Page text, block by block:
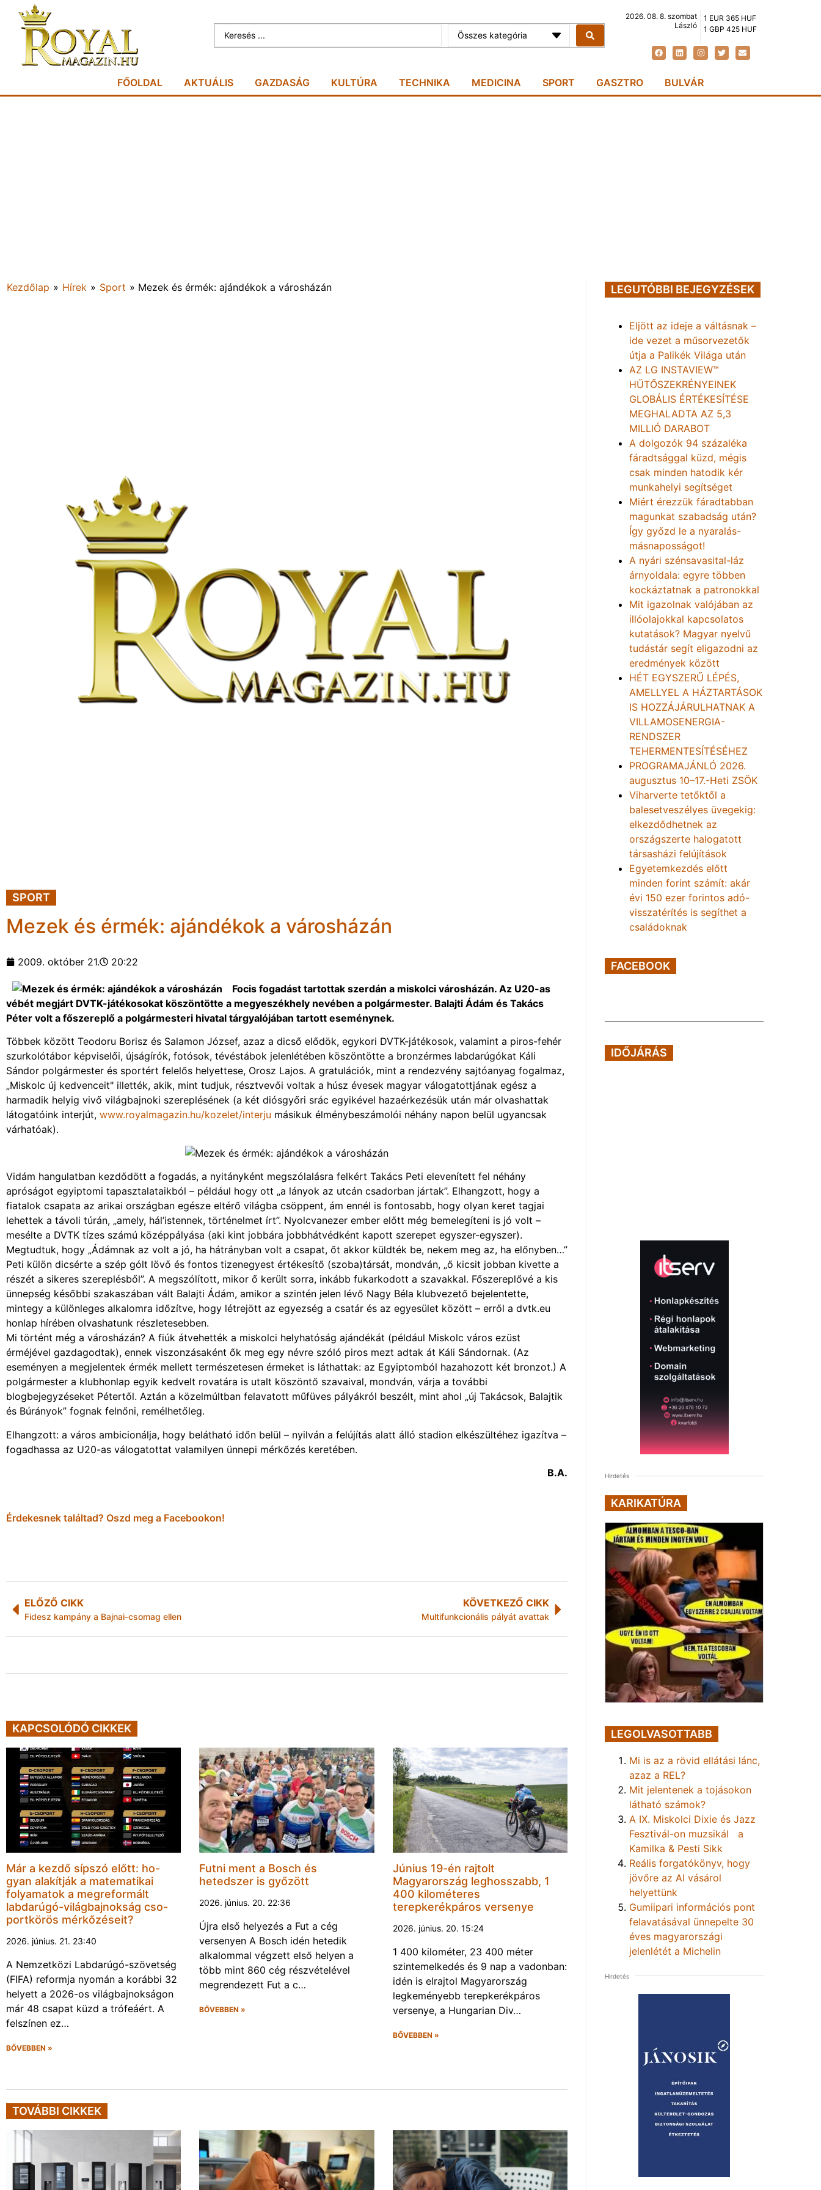
Összes kategória
2026. 08. 8. szombat
László
1 EUR 365 HUF
1 GBP 425 HUF
FŐOLDAL AKTUÁLIS GAZDASÁG KULTÚRA TECHNIKA MEDICINA SPORT GASZTRO BULVÁR
Kezdőlap » Hírek » Sport » Mezek és érmék: ajándékok a városházán
SPORT
Mezek és érmék: ajándékok a városházán
2009. október 21. 20:22
Focis fogadást tartottak szerdán a miskolci városházán. Az U20-as
vébét megjárt DVTK-játékosokat köszöntötte a megyeszékhely nevében a polgármester. Balajti Ádám és Takács
Péter volt a főszereplő a polgármesteri hivatal tárgyalójában tartott eseménynek.
Többek között Teodoru Borisz és Salamon József, azaz a dicső elődök, egykori DVTK-játékosok, valamint a piros-fehér
szurkolótábor képviselői, újságírók, fotósok, tévéstábok jelenlétében köszöntötte a bronzérmes labdarúgókat Káli
Sándor polgármester és sportért felelős helyettese, Orosz Lajos. A gratulációk, mint a rendezvény sajtóanyag fogalmaz,
„Miskolc új kedvenceit" illették, akik, mint tudjuk, résztvevői voltak a húsz évesek magyar válogatottjának egész a
harmadik helyig vivő világbajnoki szereplésének (a két diósgyőri srác egyikével hazaérkezésük után már olvashattak
látogatóink interjút, www.royalmagazin.hu/kozelet/interju másikuk élménybeszámolói néhány napon belül ugyancsak
várhatóak).
Vidám hangulatban kezdődött a fogadás, a nyitányként megszólalásra felkért Takács Peti elevenített fel néhány
apróságot egyiptomi tapasztalataikból – például hogy ott „a lányok az utcán csadorban jártak”. Elhangzott, hogy a
fiatalok csapata az arikai országban egésze eltérő világba csöppent, ám ennél is fontosabb, hogy olyan keret tagjai
lehettek a távoli túrán, „amely, hál’istennek, történelmet írt”. Nyolcvanezer ember előtt még bemelegíteni is jó volt –
mesélte a DVTK tízes számú középpályása (aki kint jobbára jobbhátvédként kapott szerepet egyszer-egyszer).
Megtudtuk, hogy „Ádámnak az volt a jó, ha hátrányban volt a csapat, őt akkor küldték be, nekem meg az, ha előnyben…”
Peti külön dicsérte a szép gólt lövő és fontos tizenegyest értékesítő (szoba)társát, mondván, „ő kicsit jobban kivette a
részét a sikeres szereplésből”. A megszólított, mikor ő került sorra, inkább fukarkodott a szavakkal. Főszereplővé a kis
ünnepség későbbi szakaszában vált Balajti Ádám, amikor a szintén jelen lévő Nagy Béla klubvezető bejelentette,
mintegy a különleges alkalomra időzítve, hogy létrejött az egyezség a csatár és az egyesület között – erről a dvtk.eu
honlap hírében olvashatunk részletesebben.
Mi történt még a városházán? A fiúk átvehették a miskolci helyhatóság ajándékát (például Miskolc város ezüst
érméjével gazdagodtak), ennek viszonzásaként ők meg egy névre szóló piros mezt adtak át Káli Sándornak. (Az
eseményen a megjelentek érmék mellett természetesen érmeket is láthattak: az Egyiptomból hazahozott két bronzot.) A
polgármester a klubhonlap egyik kedvelt rovatára is utalt köszöntő szavaival, mondván, várja a további
blogbejegyzéseket Pétertől. Aztán a közelmúltban felavatott műfüves pályákról beszélt, mint ahol „új Takácsok, Balajtik
és Búrányok” fognak felnőni, remélhetőleg.
Elhangzott: a város ambicionálja, hogy belátható időn belül – nyilván a felújítás alatt álló stadion elkészültéhez igazítva –
fogadhassa az U20-as válogatottat valamilyen ünnepi mérkőzés keretében.
B.A.
Érdekesnek találtad? Oszd meg a Facebookon!
ELŐZŐ CIKK
Fidesz kampány a Bajnai-csomag ellen
KÖVETKEZŐ CIKK
Multifunkcionális pályát avattak
KAPCSOLÓDÓ CIKKEK
Már a kezdő sípszó előtt: ho-
gyan alakítják a matematikai
folyamatok a megreformált
labdarúgó-világbajnokság cso-
portkörös mérkőzéseit?
2026. június. 21. 23:40
A Nemzetközi Labdarúgó-szövetség
(FIFA) reformja nyomán a korábbi 32
helyett a 2026-os világbajnokságon
már 48 csapat küzd a trófeáért. A
felszínen ez…
BŐVEBBEN »
Futni ment a Bosch és
hetedszer is győzött
2026. június. 20. 22:36
Újra első helyezés a Fut a cég
versenyen A Bosch idén hetedik
alkalommal végzett első helyen a
több mint 860 cég részvételével
megrendezett Fut a c…
BŐVEBBEN »
Június 19-én rajtolt
Magyarország leghosszabb, 1
400 kilométeres
terepkerékpáros versenye
2026. június. 20. 15:24
1 400 kilométer, 23 400 méter
szintemelkedés és 9 nap a vadonban:
idén is elrajtol Magyarország
legkeményebb terepkerékpáros
versenye, a Hungarian Div…
BŐVEBBEN »
TOVÁBBI CIKKEK
LEGUTÓBBI BEJEGYZÉSEK
Eljött az ideje a váltásnak –
ide vezet a műsorvezetők
útja a Palikék Világa után
AZ LG INSTAVIEW™
HŰTŐSZEKRÉNYEINEK
GLOBÁLIS ÉRTÉKESÍTÉSE
MEGHALADTA AZ 5,3
MILLIÓ DARABOT
A dolgozók 94 százaléka
fáradtsággal küzd, mégis
csak minden hatodik kér
munkahelyi segítséget
Miért érezzük fáradtabban
magunkat szabadság után?
Így győzd le a nyaralás-
másnaposságot!
A nyári szénsavasital-láz
árnyoldala: egyre többen
kockáztatnak a patronokkal
Mit igazolnak valójában az
illóolajokkal kapcsolatos
kutatások? Magyar nyelvű
tudástár segít eligazodni az
eredmények között
HÉT EGYSZERŰ LÉPÉS,
AMELLYEL A HÁZTARTÁSOK
IS HOZZÁJÁRULHATNAK A
VILLAMOSENERGIA-
RENDSZER
TEHERMENTESÍTÉSÉHEZ
PROGRAMAJÁNLÓ 2026.
augusztus 10–17.-Heti ZSÖK
Viharverte tetőktől a
balesetveszélyes üvegekig:
elkezdődhetnek az
országszerte halogatott
társasházi felújítások
Egyetemkezdés előtt
minden forint számít: akár
évi 150 ezer forintos adó-
visszatérítés is segíthet a
családoknak
FACEBOOK
IDŐJÁRÁS
Hirdetés
KARIKATÚRA
LEGOLVASOTTABB
Mi is az a rövid ellátási lánc,
azaz a REL?
Mit jelentenek a tojásokon
látható számok?
A IX. Miskolci Dixie és Jazz
Fesztivál-on muzsikál a
Kamilka & Pesti Sikk
Reális forgatókönyv, hogy
jövőre az AI vásárol
helyettünk
Gumiipari információs pont
felavatásával ünnepelte 30
éves magyarországi
jelenlétét a Michelin
Hirdetés